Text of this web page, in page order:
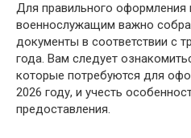
Для правильного оформления
военнослужащим важно
документы в соответствии с
года. Вам следует
которые потребуются для
2026 году, и учесть
предоставления.